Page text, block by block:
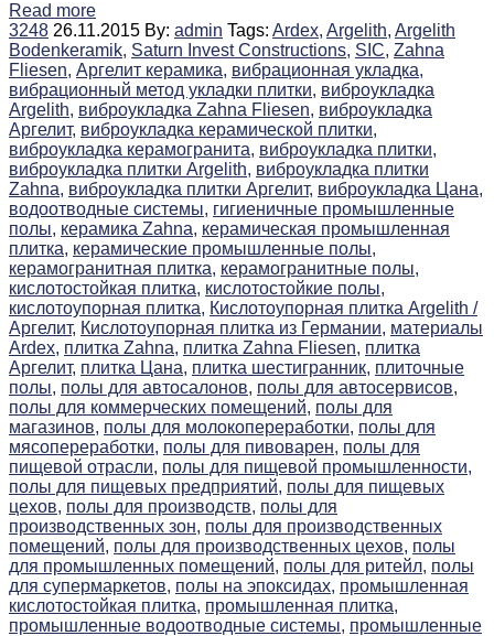
Read more
3248 26.11.2015 By: admin Tags: Ardex, Argelith, Argelith
Bodenkeramik, Saturn Invest Constructions, SIC, Zahna
Fliesen, Аргелит керамика, вибрационная укладка,
вибрационный метод укладки плитки, виброукладка
Argelith, виброукладка Zahna Fliesen, виброукладка
Аргелит, виброукладка керамической плитки,
виброукладка керамогранита, виброукладка плитки,
виброукладка плитки Argelith, виброукладка плитки
Zahna, виброукладка плитки Аргелит, виброукладка Цана,
водоотводные системы, гигиеничные промышленные
полы, керамика Zahna, керамическая промышленная
плитка, керамические промышленные полы,
керамогранитная плитка, керамогранитные полы,
кислотостойкая плитка, кислотостойкие полы,
кислотоупорная плитка, Кислотоупорная плитка Argelith /
Аргелит, Кислотоупорная плитка из Германии, материалы
Ardex, плитка Zahna, плитка Zahna Fliesen, плитка
Аргелит, плитка Цана, плитка шестигранник, плиточные
полы, полы для автосалонов, полы для автосервисов,
полы для коммерческих помещений, полы для
магазинов, полы для молокопереработки, полы для
мясопереработки, полы для пивоварен, полы для
пищевой отрасли, полы для пищевой промышленности,
полы для пищевых предприятий, полы для пищевых
цехов, полы для производств, полы для
производственных зон, полы для производственных
помещений, полы для производственных цехов, полы
для промышленных помещений, полы для ритейл, полы
для супермаркетов, полы на эпоксидах, промышленная
кислотостойкая плитка, промышленная плитка,
промышленные водоотводные системы, промышленные